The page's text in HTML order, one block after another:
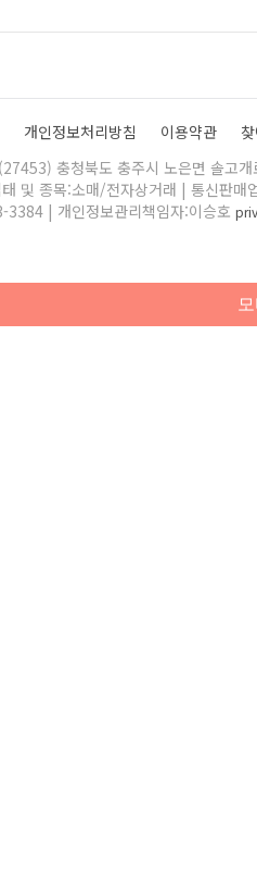
개인정보처리방침 이용약관
충청북도 충주시 노은면 솔고
및 종목:소매/전자상거래 | 통신판매
| 개인정보관리책임자:이승호